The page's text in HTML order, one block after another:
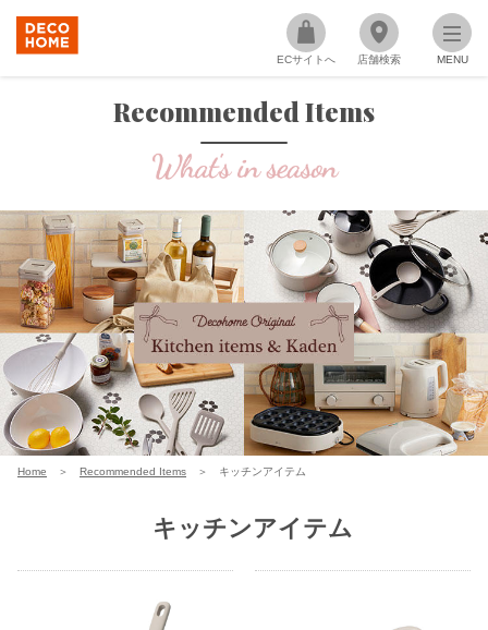
MENU
ECサイトへ 店舗検索
Recommended Items
Home ＞ Recommended Items ＞ キッチンアイテム
キッチンアイテム